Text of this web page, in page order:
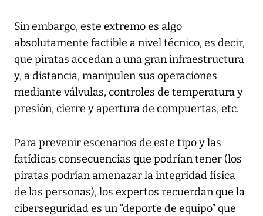
Sin embargo, este extremo es algo
absolutamente factible a nivel técnico, es decir,
que piratas accedan a una gran infraestructura
y, a distancia, manipulen sus operaciones
mediante válvulas, controles de temperatura y
presión, cierre y apertura de compuertas, etc.
Para prevenir escenarios de este tipo y las
fatídicas consecuencias que podrían tener (los
piratas podrían amenazar la integridad física
de las personas), los expertos recuerdan que la
ciberseguridad es un “deporte de equipo” que